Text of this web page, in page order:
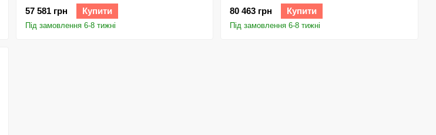
57 581 грн Купити
Під замовлення 6-8 тижні
80 463 грн Купити
Під замовлення 6-8 тижні